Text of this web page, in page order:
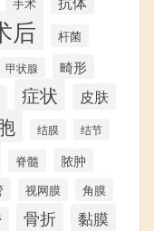
后 杆菌
甲状腺 畸形
症状 皮肤
结膜 结节
脊髓 脓肿
视网膜 角膜
骨折 黏膜